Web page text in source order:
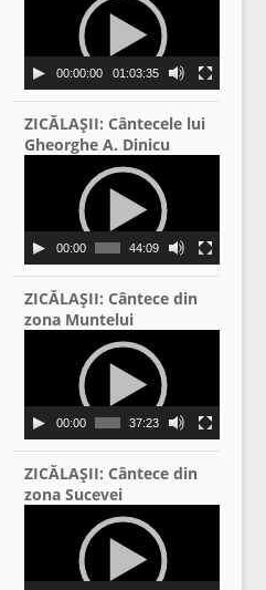
00:00:00 01:03:35
ZICĂLAŞII: Cântecele lui
Gheorghe A. Dinicu
00:00 44:09
ZICĂLAŞII: Cântece din
zona Muntelui
00:00 37:23
ZICĂLAŞII: Cântece din
zona Sucevei